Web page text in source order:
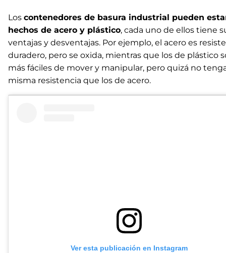
Los contenedores de basura industrial pueden
hechos de acero y plástico, cada uno de ellos tiene
ventajas y desventajas. Por ejemplo, el acero es
duradero, pero se oxida, mientras que los de plástico
más fáciles de mover y manipular, pero quizá no
misma resistencia que los de acero.
Ver esta publicación en Instagram